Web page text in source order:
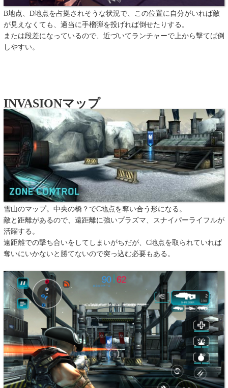
B地点、D地点を占拠されそうな状況で、この位置に自分がいれば敵
が見えなくても、適当に手榴弾を投げれば倒せたりする。
または段差になっているので、近づいてランチャーで上から撃てば倒
しやすい。
INVASIONマップ
雪山のマップ。中央の橋？でC地点を奪い合う形になる。
敵と距離があるので、遠距離に強いプラズマ、スナイパーライフルが
活躍する。
遠距離での撃ち合いをしてしまいがちだが、C地点を取られていれば
奪いにいかないと勝てないので突っ込む必要もある。